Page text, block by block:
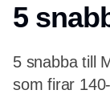
5
5 snabba till
som firar